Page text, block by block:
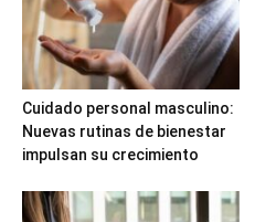
Cuidado personal masculino:
Nuevas rutinas de bienestar
impulsan su crecimiento